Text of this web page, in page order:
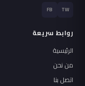
TW
FB
روابط سريعة
الرئيسية
من نحن
اتصل بنا